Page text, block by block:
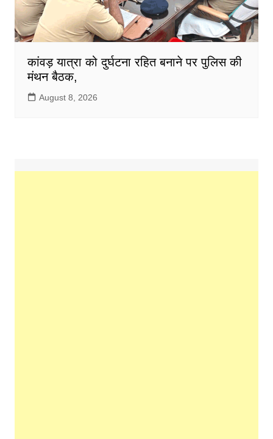
कांवड़ यात्रा को दुर्घटना रहित बनाने पर पुलिस की
मंथन बैठक,
August 8, 2026